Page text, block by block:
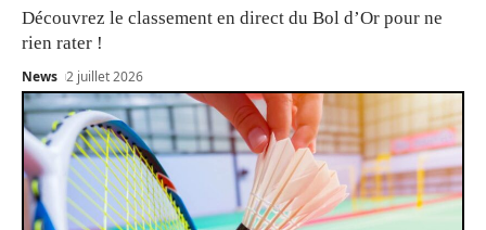
Découvrez le classement en direct du Bol d’Or pour ne
rien rater !
News 2 juillet 2026